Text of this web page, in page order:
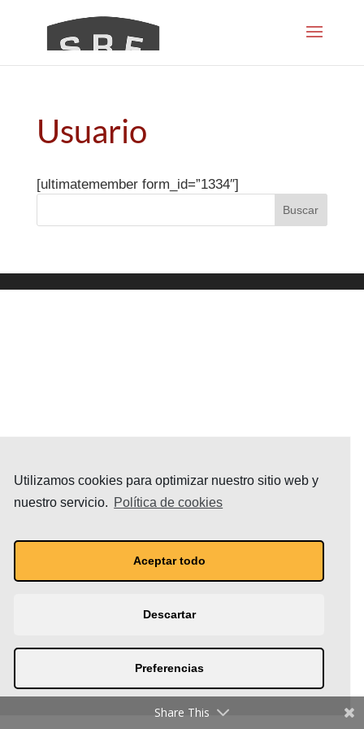
Utilizamos cookies para optimizar nuestro sitio web y
nuestro servicio. Política de cookies
Aceptar todo
Descartar
Preferencias
Usuario
[ultimatemember form_id=”1334″]
Share This